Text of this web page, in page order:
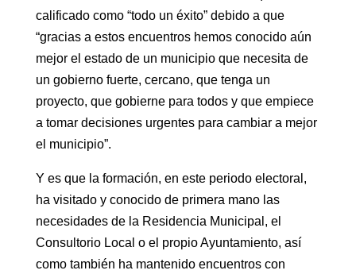
calificado como “todo un éxito” debido a que
“gracias a estos encuentros hemos conocido aún
mejor el estado de un municipio que necesita de
un gobierno fuerte, cercano, que tenga un
proyecto, que gobierne para todos y que empiece
a tomar decisiones urgentes para cambiar a mejor
el municipio”.
Y es que la formación, en este periodo electoral,
ha visitado y conocido de primera mano las
necesidades de la Residencia Municipal, el
Consultorio Local o el propio Ayuntamiento, así
como también ha mantenido encuentros con